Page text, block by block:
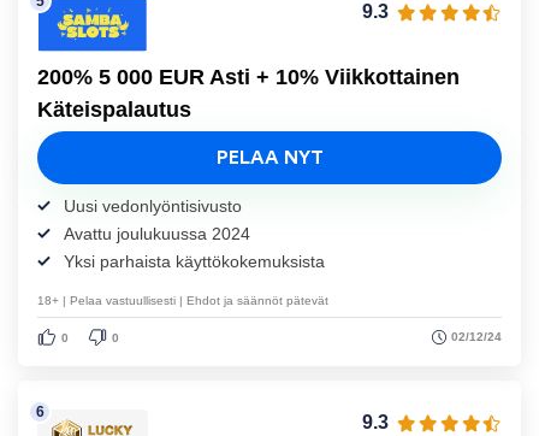
02/12/24
200% 5 000 EUR Asti + 10% Viikkottainen
Käteispalautus
Uusi vedonlyöntisivusto
Avattu joulukuussa 2024
Yksi parhaista käyttökokemuksista
9.3
PELAA NYT
0 0
18+ | Pelaa vastuullisesti | Ehdot ja säännöt pätevät
9.3